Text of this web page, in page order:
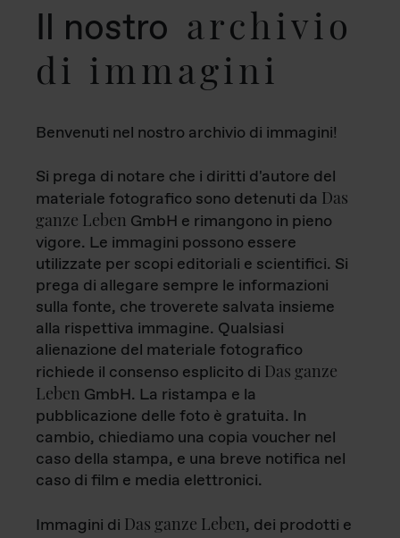
Il nostro archivio
di immagini
Benvenuti nel nostro archivio di immagini!
Si prega di notare che i diritti d'autore del
materiale fotografico sono detenuti da Das
ganze Leben GmbH e rimangono in pieno
vigore. Le immagini possono essere
utilizzate per scopi editoriali e scientifici. Si
prega di allegare sempre le informazioni
sulla fonte, che troverete salvata insieme
alla rispettiva immagine. Qualsiasi
alienazione del materiale fotografico
richiede il consenso esplicito di Das ganze
Leben GmbH. La ristampa e la
pubblicazione delle foto è gratuita. In
cambio, chiediamo una copia voucher nel
caso della stampa, e una breve notifica nel
caso di film e media elettronici.
Immagini di Das ganze Leben, dei prodotti e